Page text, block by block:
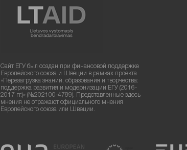
Сайт ЕГУ был создан при финансовой поддержке
Европейского союза и Швеции в рамках проекта
«Перезагрузка знаний, образования и творчества:
поддержка развития и модернизации ЕГУ (2016-
2017 гг.)» (№202100-4789). Представленные здесь
мнения не отражают официального мнения
Европейского союза или Швеции.